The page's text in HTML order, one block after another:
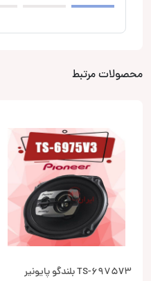
محصولات مرتبط
TS-6975V3 بلندگو پایونیر